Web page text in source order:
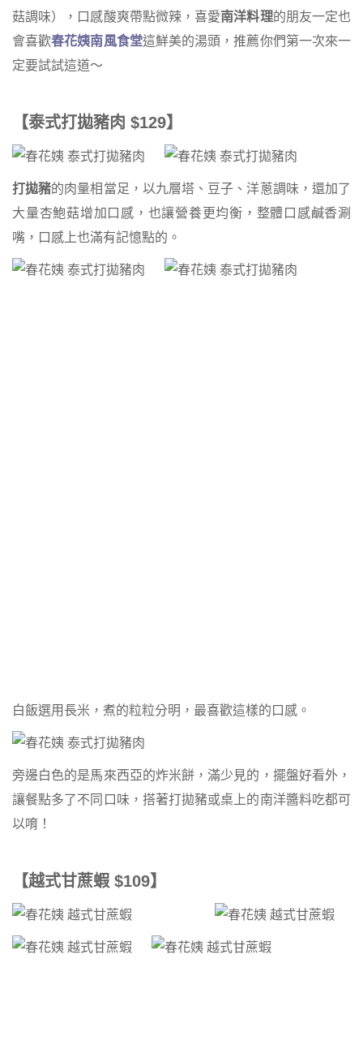
菇調味），口感酸爽帶點微辣，喜愛南洋料理的朋友一定也
會喜歡春花姨南風食堂這鮮美的湯頭，推薦你們第一次來一
定要試試這道～
【泰式打拋豬肉 $129】
打拋豬的肉量相當足，以九層塔、豆子、洋蔥調味，還加了
大量杏鮑菇增加口感，也讓營養更均衡，整體口感鹹香涮
嘴，口感上也滿有記憶點的。
白飯選用長米，煮的粒粒分明，最喜歡這樣的口感。
旁邊白色的是馬來西亞的炸米餅，滿少見的，擺盤好看外，
讓餐點多了不同口味，搭著打拋豬或桌上的南洋醬料吃都可
以唷！
【越式甘蔗蝦 $109】